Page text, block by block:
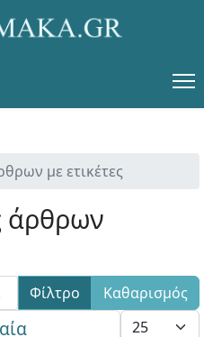
με ετικέτες
άρθρων
Φίλτρο
Καθαρισμός
Εμφάνιση #